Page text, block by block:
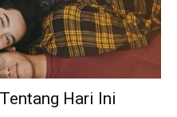
Hari Ini